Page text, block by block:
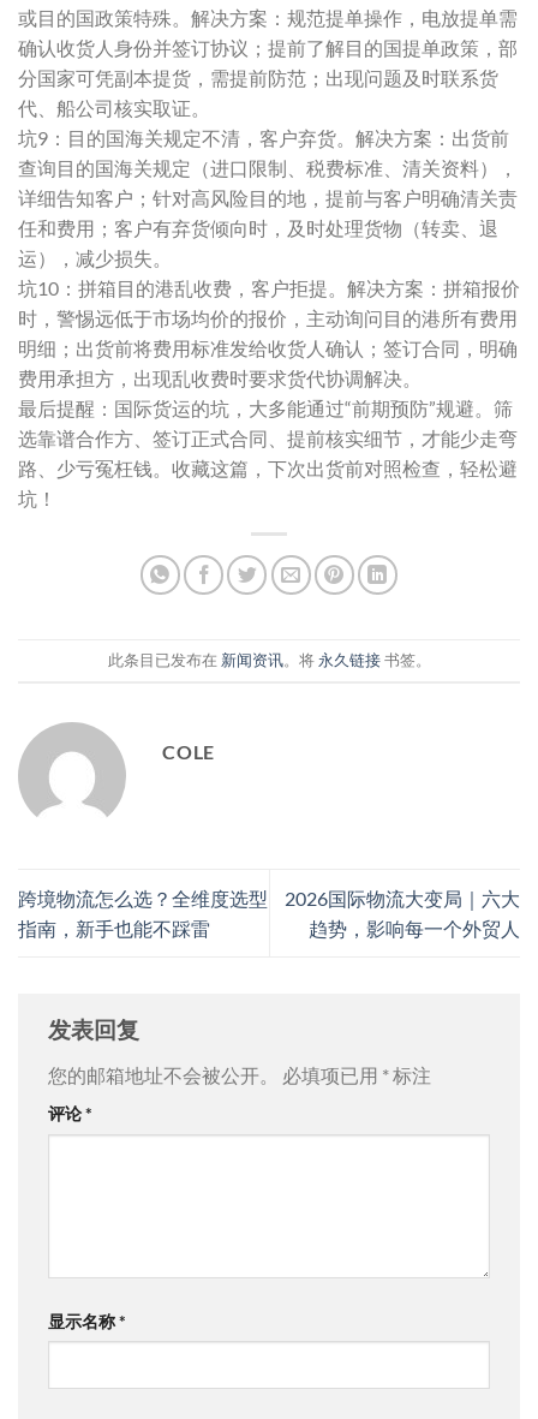
或目的国政策特殊。解决方案：规范提单操作，电放提单需
确认收货人身份并签订协议；提前了解目的国提单政策，部
分国家可凭副本提货，需提前防范；出现问题及时联系货
代、船公司核实取证。
坑9：目的国海关规定不清，客户弃货。解决方案：出货前
查询目的国海关规定（进口限制、税费标准、清关资料），
详细告知客户；针对高风险目的地，提前与客户明确清关责
任和费用；客户有弃货倾向时，及时处理货物（转卖、退
运），减少损失。
坑10：拼箱目的港乱收费，客户拒提。解决方案：拼箱报价
时，警惕远低于市场均价的报价，主动询问目的港所有费用
明细；出货前将费用标准发给收货人确认；签订合同，明确
费用承担方，出现乱收费时要求货代协调解决。
最后提醒：国际货运的坑，大多能通过“前期预防”规避。筛
选靠谱合作方、签订正式合同、提前核实细节，才能少走弯
路、少亏冤枉钱。收藏这篇，下次出货前对照检查，轻松避
坑！
此条目已发布在 新闻资讯。将永久链接书签。
COLE
跨境物流怎么选？全维度选型
指南，新手也能不踩雷
2026国际物流大变局｜六大
趋势，影响每一个外贸人
发表回复
您的邮箱地址不会被公开。 必填项已用 *标注
评论*
显示名称*